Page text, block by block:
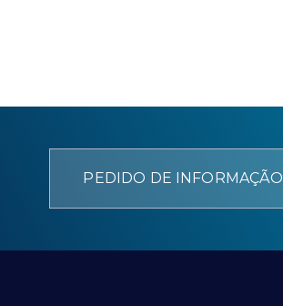
PEDIDO DE INFORMAÇÃO